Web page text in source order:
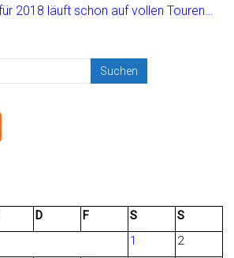
2018 läuft schon auf vollen Touren…
D F S
S
1
2